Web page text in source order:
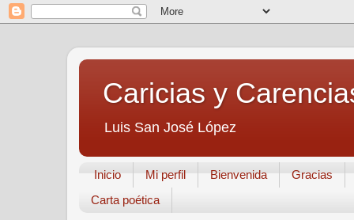
Caricias y
Luis San José López
Inicio Mi perfil Bienvenida
Gracias
Carta poética